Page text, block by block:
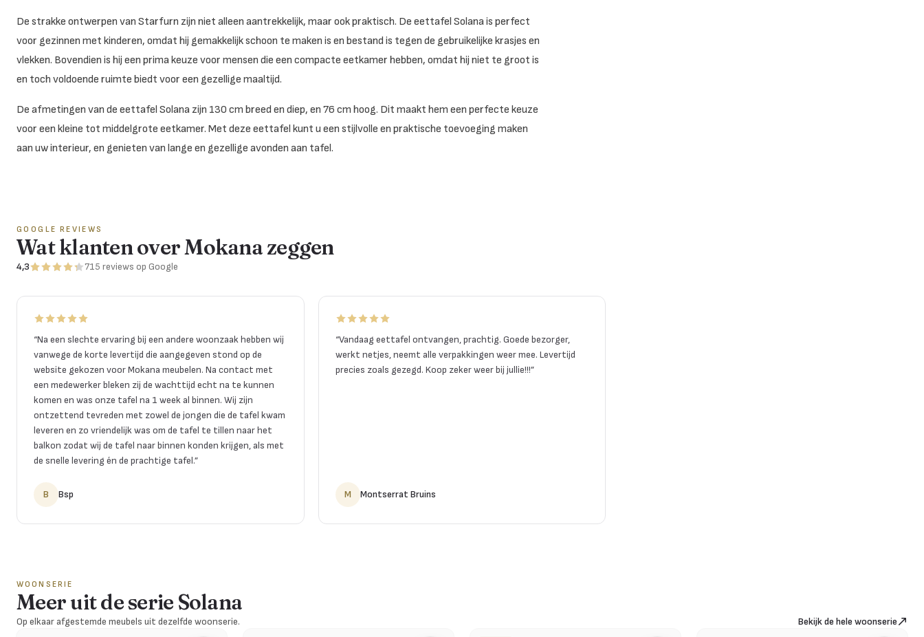
De strakke ontwerpen van Starfurn zijn niet alleen aantrekkelijk, maar ook praktisch. De eettafel Solana is perfect
voor gezinnen met kinderen, omdat hij gemakkelijk schoon te maken is en bestand is tegen de gebruikelijke krasjes en
vlekken. Bovendien is hij een prima keuze voor mensen die een compacte eetkamer hebben, omdat hij niet te groot is
en toch voldoende ruimte biedt voor een gezellige maaltijd.
De afmetingen van de eettafel Solana zijn 130 cm breed en diep, en 76 cm hoog. Dit maakt hem een perfecte keuze
voor een kleine tot middelgrote eetkamer. Met deze eettafel kunt u een stijlvolle en praktische toevoeging maken
aan uw interieur, en genieten van lange en gezellige avonden aan tafel.
GOOGLE REVIEWS
Wat klanten over Mokana zeggen
4,3 715 reviews op Google
“Na een slechte ervaring bij een andere woonzaak hebben wij
vanwege de korte levertijd die aangegeven stond op de
website gekozen voor Mokana meubelen. Na contact met
een medewerker bleken zij de wachttijd echt na te kunnen
komen en was onze tafel na 1 week al binnen. Wij zijn
ontzettend tevreden met zowel de jongen die de tafel kwam
leveren en zo vriendelijk was om de tafel te tillen naar het
balkon zodat wij de tafel naar binnen konden krijgen, als met
de snelle levering én de prachtige tafel.”
B Bsp
“Vandaag eettafel ontvangen, prachtig. Goede bezorger,
werkt netjes, neemt alle verpakkingen weer mee. Levertijd
precies zoals gezegd. Koop zeker weer bij jullie!!!”
M Montserrat Bruins
WOONSERIE
Meer uit de serie Solana
Op elkaar afgestemde meubels uit dezelfde woonserie. Bekijk de hele woonserie